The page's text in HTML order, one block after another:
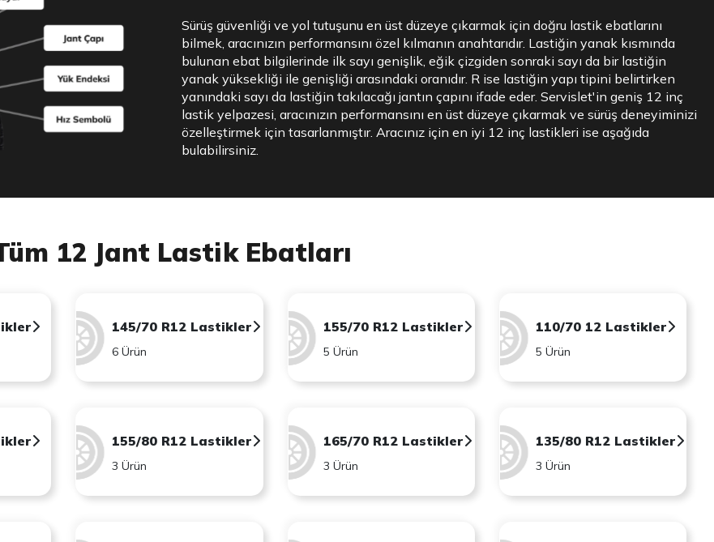
Sürüş güvenliği ve yol tutuşunu en üst düzeye çıkarmak için doğru lastik ebatlarını
bilmek, aracınızın performansını özel kılmanın anahtarıdır. Lastiğin yanak kısmında
bulunan ebat bilgilerinde ilk sayı genişlik, eğik çizgiden sonraki sayı da bir lastiğin
yanak yüksekliği ile genişliği arasındaki oranıdır. R ise lastiğin yapı tipini belirtirken
yanındaki sayı da lastiğin takılacağı jantın çapını ifade eder. Servislet'in geniş 12 inç
lastik yelpazesi, aracınızın performansını en üst düzeye çıkarmak ve sürüş deneyiminizi
özelleştirmek için tasarlanmıştır. Aracınız için en iyi 12 inç lastikleri ise aşağıda
bulabilirsiniz.
12 Jant Lastik Ebatları
145/70 R12 Lastikler
6 Ürün
155/70 R12 Lastikler
5 Ürün
110/70 12 Lastikler
5 Ürün
155/80 R12 Lastikler
3 Ürün
165/70 R12 Lastikler
3 Ürün
135/80 R12 Lastikler
3 Ürün